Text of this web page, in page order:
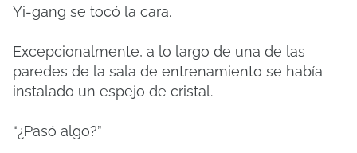
Yi-gang se tocó la cara.
Excepcionalmente, a lo largo de una de las
paredes de la sala de entrenamiento se había
instalado un espejo de cristal.
“¿Pasó algo?”